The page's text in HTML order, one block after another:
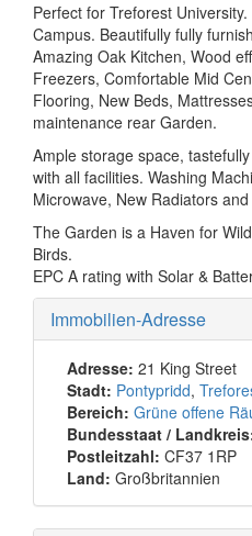
Perfect for Treforest
Campus. Beautifully fully
Amazing Oak Kitchen, Wood
Freezers, Comfortable Mid
Flooring, New Beds,
maintenance rear Garden.
Ample storage space,
with all facilities. Washing
Microwave, New Radiators
The Garden is a Haven for
Birds.
EPC A rating with Solar &
Immobilien-Adresse
Adresse: 21 King Street
Stadt: Pontypridd,
Bereich: Grüne offene
Bundesstaat /
Postleitzahl: CF37 1RP
Land: Großbritannien